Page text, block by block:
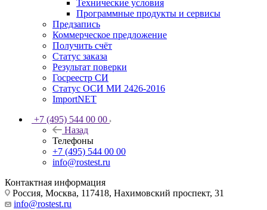
Технические условия
Программные продукты и сервисы
Предзапись
Коммерческое предложение
Получить счёт
Статус заказа
Результат поверки
Госреестр СИ
Статус ОСИ МИ 2426-2016
ImportNET
+7 (495) 544 00 00
Назад
Телефоны
+7 (495) 544 00 00
info@rostest.ru
Контактная информация
Россия, Москва, 117418, Нахимовский проспект, 31
info@rostest.ru